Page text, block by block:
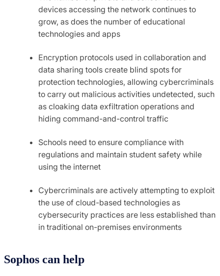
devices accessing the network continues to
grow, as does the number of educational
technologies and apps
Encryption protocols used in collaboration and
data sharing tools create blind spots for
protection technologies, allowing cybercriminals
to carry out malicious activities undetected, such
as cloaking data exfiltration operations and
hiding command-and-control traffic
Schools need to ensure compliance with
regulations and maintain student safety while
using the internet
Cybercriminals are actively attempting to exploit
the use of cloud-based technologies as
cybersecurity practices are less established than
in traditional on-premises environments
Sophos can help